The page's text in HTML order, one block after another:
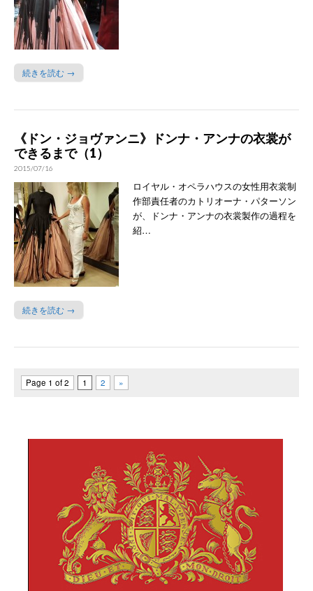
続きを読む →
《ドン・ジョヴァンニ》ドンナ・アンナの衣裳が
できるまで（1）
2015/07/16
ロイヤル・オペラハウスの女性用衣裳制
作部責任者のカトリオーナ・パターソン
が、ドンナ・アンナの衣裳製作の過程を
紹…
続きを読む →
Page 1 of 2 1 2 »